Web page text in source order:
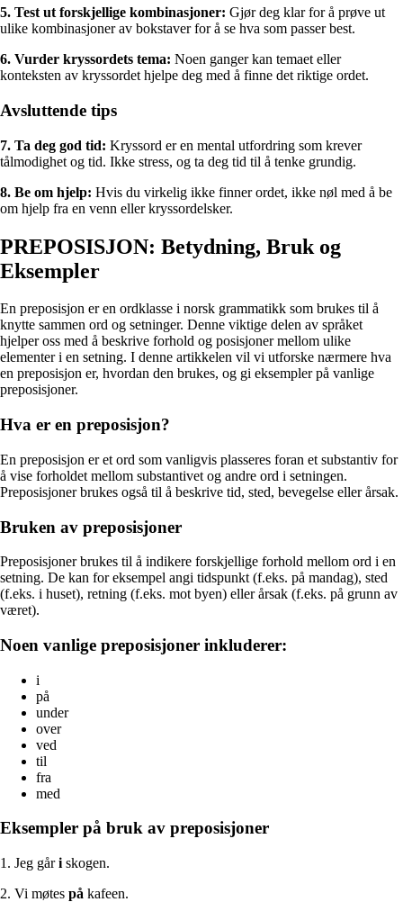
5. Test ut forskjellige kombinasjoner: Gjør deg klar for å prøve ut
ulike kombinasjoner av bokstaver for å se hva som passer best.
6. Vurder kryssordets tema: Noen ganger kan temaet eller
konteksten av kryssordet hjelpe deg med å finne det riktige ordet.
Avsluttende tips
7. Ta deg god tid: Kryssord er en mental utfordring som krever
tålmodighet og tid. Ikke stress, og ta deg tid til å tenke grundig.
8. Be om hjelp: Hvis du virkelig ikke finner ordet, ikke nøl med å be
om hjelp fra en venn eller kryssordelsker.
PREPOSISJON: Betydning, Bruk og
Eksempler
En preposisjon er en ordklasse i norsk grammatikk som brukes til å
knytte sammen ord og setninger. Denne viktige delen av språket
hjelper oss med å beskrive forhold og posisjoner mellom ulike
elementer i en setning. I denne artikkelen vil vi utforske nærmere hva
en preposisjon er, hvordan den brukes, og gi eksempler på vanlige
preposisjoner.
Hva er en preposisjon?
En preposisjon er et ord som vanligvis plasseres foran et substantiv for
å vise forholdet mellom substantivet og andre ord i setningen.
Preposisjoner brukes også til å beskrive tid, sted, bevegelse eller årsak.
Bruken av preposisjoner
Preposisjoner brukes til å indikere forskjellige forhold mellom ord i en
setning. De kan for eksempel angi tidspunkt (f.eks. på mandag), sted
(f.eks. i huset), retning (f.eks. mot byen) eller årsak (f.eks. på grunn av
været).
Noen vanlige preposisjoner inkluderer:
i
på
under
over
ved
til
fra
med
Eksempler på bruk av preposisjoner
1. Jeg gåri skogen.
2. Vi møtes på kafeen.